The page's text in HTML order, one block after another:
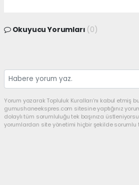
Okuyucu Yorumları (0)
Yorum yazarak Topluluk Kuralları’nı kabul etmiş
gumushaneekspres.com sitesine yaptığınız
dolaylı tüm sorumluluğu tek başınıza
yorumlardan site yönetimi hiçbir şekilde sorumlu